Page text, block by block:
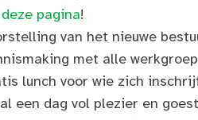
pagina!
van het nieuwe
met alle
lunch voor wie zich
een dag vol plezier en